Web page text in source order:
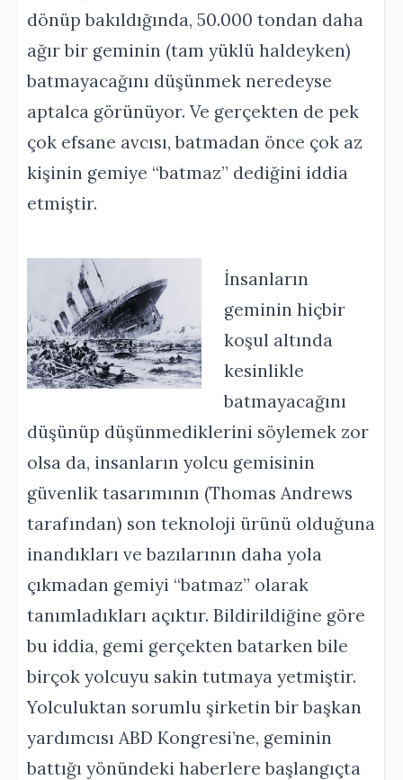
dönüp bakıldığında, 50.000 tondan daha
ağır bir geminin (tam yüklü haldeyken)
batmayacağını düşünmek neredeyse
aptalca görünüyor. Ve gerçekten de pek
çok efsane avcısı, batmadan önce çok az
kişinin gemiye “batmaz” dediğini iddia
etmiştir.
İnsanların
geminin hiçbir
koşul altında
kesinlikle
batmayacağını
düşünüp düşünmediklerini söylemek zor
olsa da, insanların yolcu gemisinin
güvenlik tasarımının (Thomas Andrews
tarafından) son teknoloji ürünü olduğuna
inandıkları ve bazılarının daha yola
çıkmadan gemiyi “batmaz” olarak
tanımladıkları açıktır. Bildirildiğine göre
bu iddia, gemi gerçekten batarken bile
birçok yolcuyu sakin tutmaya yetmiştir.
Yolculuktan sorumlu şirketin bir başkan
yardımcısı ABD Kongresi’ne, geminin
battığı yönündeki haberlere başlangıçta